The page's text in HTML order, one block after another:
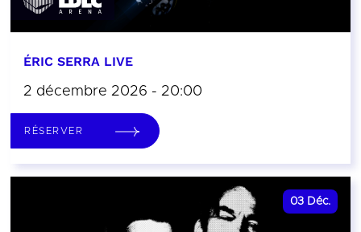
ÉRIC SERRA LIVE
2 décembre 2026 - 20:00
RÉSERVER
03 Déc.